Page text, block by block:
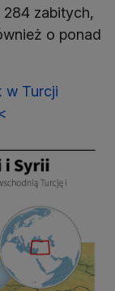
284 zabitych,
o ponad
w Turcji